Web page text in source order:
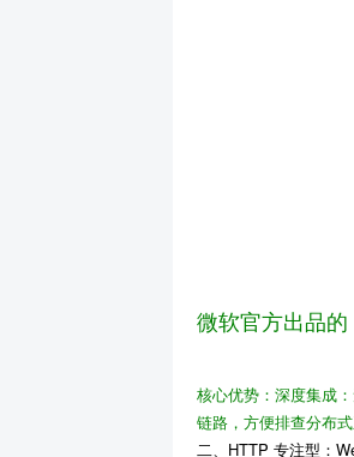
微软官方出品的
核心优势 ：深度集成
链路，方便排查分布
二、HTTP 专注型：